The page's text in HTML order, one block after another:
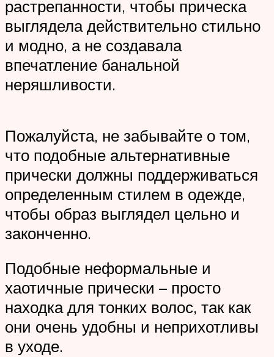
растрепанности, чтобы прическа
выглядела действительно стильно
и модно, а не создавала
впечатление банальной
неряшливости.
Пожалуйста, не забывайте о том,
что подобные альтернативные
прически должны поддерживаться
определенным стилем в одежде,
чтобы образ выглядел цельно и
законченно.
Подобные неформальные и
хаотичные прически – просто
находка для тонких волос, так как
они очень удобны и неприхотливы
в уходе.